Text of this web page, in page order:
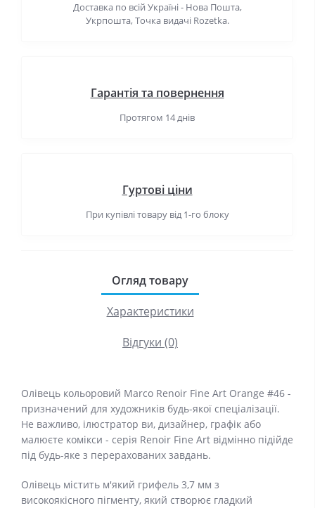
Доставка по всій Україні - Нова Пошта,
Укрпошта, Точка видачі Rozetka.
Гарантія та повернення
Протягом 14 днів
Гуртові ціни
При купівлі товару від 1-го блоку
Огляд товару
Характеристики
Відгуки (0)
Олівець кольоровий Marco Renoir Fine Art Orange #46 -
призначений для художників будь-якої спеціалізації.
Не важливо, ілюстратор ви, дизайнер, графік або
малюєте комікси - серія Renoir Fine Art відмінно підійде
під будь-яке з перерахованих завдань.
Олівець містить м'який грифель 3,7 мм з
високоякісного пігменту, який створює гладкий